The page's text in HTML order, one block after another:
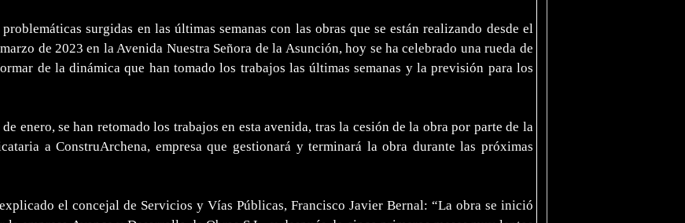
problemáticas surgidas en las últimas semanas con las obras que se están realizando desde el
de 2023 en la Avenida Nuestra Señora de la Asunción, hoy se ha celebrado una rueda de
de la dinámica que han tomado los trabajos las últimas semanas y la previsión para los
de enero, se han retomado los trabajos en esta avenida, tras la cesión de la obra por parte de la
a ConstruArchena, empresa que gestionará y terminará la obra durante las próximas
el concejal de Servicios y Vías Públicas, Francisco Javier Bernal: “La obra se inició